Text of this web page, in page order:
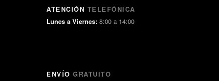
ATENCIÓN TELEFÓNICA
Lunes a Viernes: 8:00 a 14:00
ENVÍO GRATUITO